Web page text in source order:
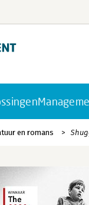
en romans